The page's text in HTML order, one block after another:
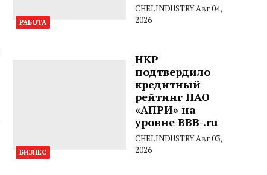
РАБОТА
CHELINDUSTRYАвг 04,
2026
БИЗНЕС
НКР
подтвердило
кредитный
рейтинг ПАО
«АПРИ» на
уровне BBB-.ru
CHELINDUSTRYАвг 03,
2026